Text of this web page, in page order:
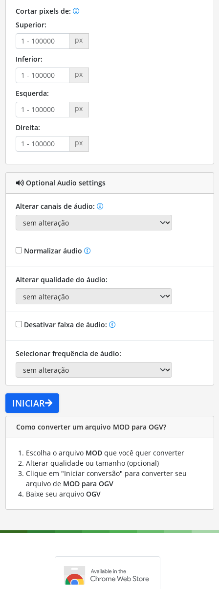
Cortar pixels de:
Superior:
px
Inferior:
px
Esquerda:
px
Direita:
px
Optional Audio settings
Alterar canais de áudio:
Normalizar áudio
Alterar qualidade do áudio:
Desativar faixa de áudio:
Selecionar frequência de áudio:
INICIAR
Como converter um arquivo MOD para OGV?
Escolha o arquivo MODque você quer converter
Alterar qualidade ou tamanho (opcional)
Clique em "Iniciar conversão" para converter seu
arquivo de MOD para OGV
Baixe seu arquivo OGV